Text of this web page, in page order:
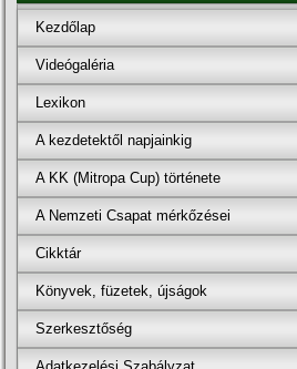
Kezdőlap
Videógaléria
Lexikon
A kezdetektől napjainkig
A KK (Mitropa Cup) története
A Nemzeti Csapat mérkőzései
Cikktár
Könyvek, füzetek, újságok
Szerkesztőség